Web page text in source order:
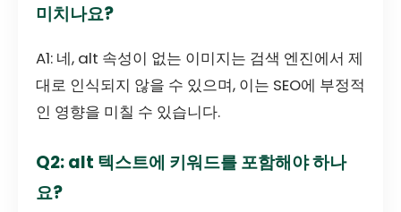
미치나요?
A1: 네, alt 속성이 없는 이미지는 검색 엔진에서 제
대로 인식되지 않을 수 있으며, 이는 SEO에 부정적
인 영향을 미칠 수 있습니다.
Q2: alt 텍스트에 키워드를 포함해야 하나
요?